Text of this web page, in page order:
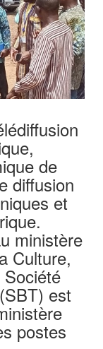
de
diffusion
et
ministère
Culture,
est
postes